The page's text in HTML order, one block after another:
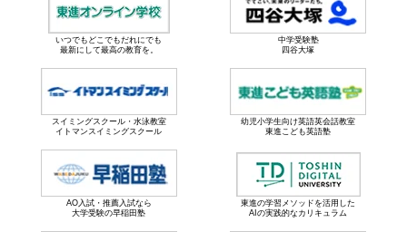
いつでもどこでもだれにでも
最新にして最高の教育を。
中学受験塾
四谷大塚
スイミングスクール・水泳教室
イトマンスイミングスクール
幼児小学生向け英語英会話教室
東進こども英語塾
AO入試・推薦入試なら
大学受験の早稲田塾
東進の学習メソッドを活用した
AIの実践的なカリキュラム